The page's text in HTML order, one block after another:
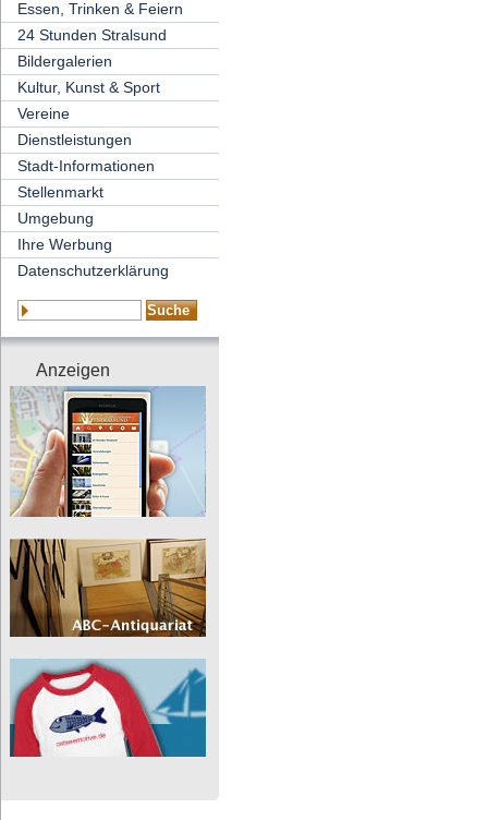
Essen, Trinken & Feiern
24 Stunden Stralsund
Bildergalerien
Kultur, Kunst & Sport
Vereine
Dienstleistungen
Stadt-Informationen
Stellenmarkt
Umgebung
Ihre Werbung
Datenschutzerklärung
Anzeigen